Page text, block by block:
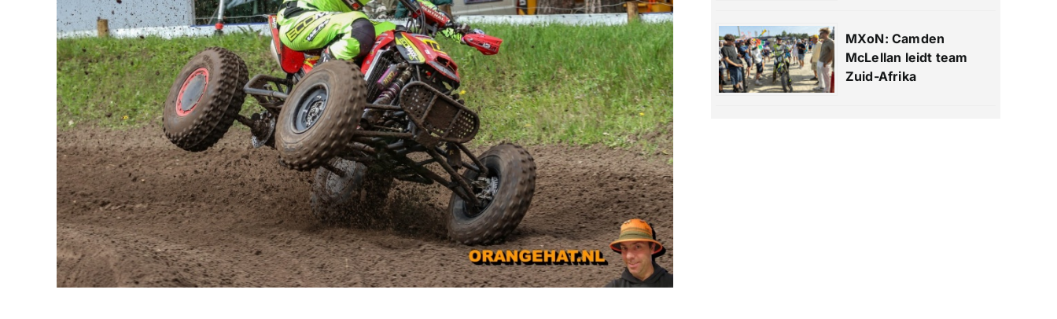
MXoN: Camden
McLellan leidt team
Zuid-Afrika